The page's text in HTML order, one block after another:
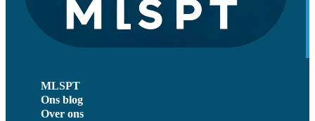
MLSPT
Ons blog
Over ons